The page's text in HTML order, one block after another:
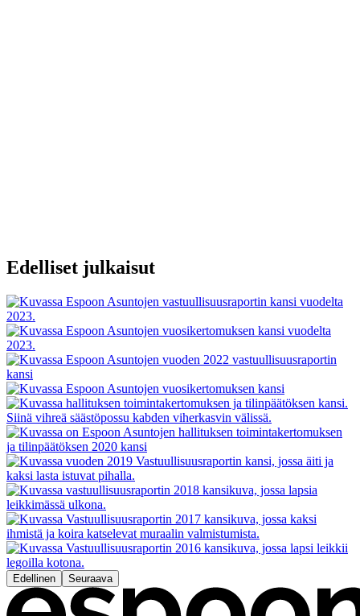
Edelliset julkaisut
Edellinen Seuraava